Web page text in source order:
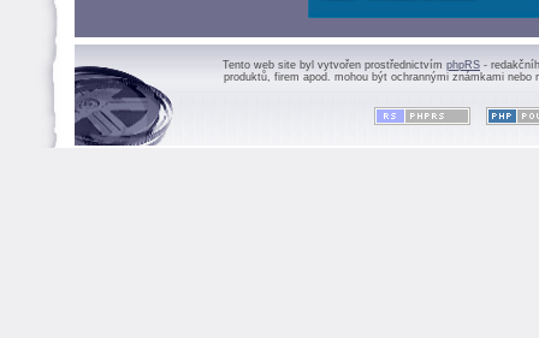
Tento web site byl vytvořen prostřednictvím phpRS -
produktů, firem apod. mohou být ochrannými známkami